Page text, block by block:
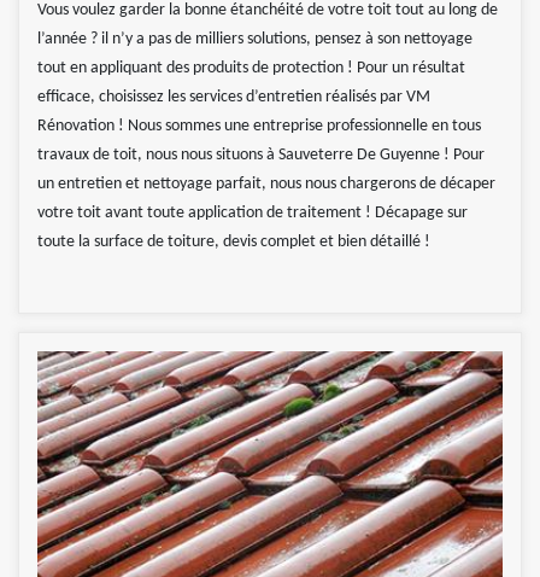
Vous voulez garder la bonne étanchéité de votre toit tout au long de
l’année ? il n’y a pas de milliers solutions, pensez à son nettoyage
tout en appliquant des produits de protection ! Pour un résultat
efficace, choisissez les services d’entretien réalisés par VM
Rénovation ! Nous sommes une entreprise professionnelle en tous
travaux de toit, nous nous situons à Sauveterre De Guyenne ! Pour
un entretien et nettoyage parfait, nous nous chargerons de décaper
votre toit avant toute application de traitement ! Décapage sur
toute la surface de toiture, devis complet et bien détaillé !